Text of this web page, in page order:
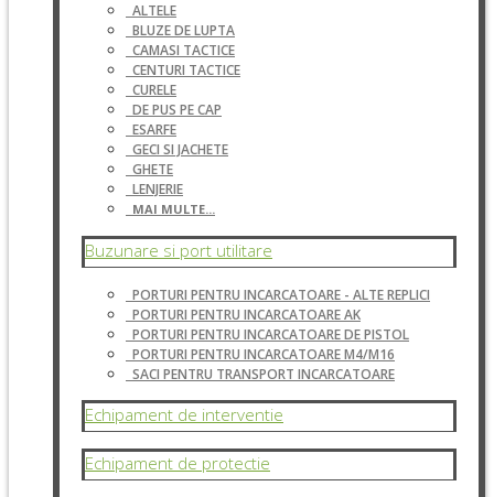
ALTELE
BLUZE DE LUPTA
CAMASI TACTICE
CENTURI TACTICE
CURELE
DE PUS PE CAP
ESARFE
GECI SI JACHETE
GHETE
LENJERIE
MAI MULTE...
Buzunare si port utilitare
PORTURI PENTRU INCARCATOARE - ALTE REPLICI
PORTURI PENTRU INCARCATOARE AK
PORTURI PENTRU INCARCATOARE DE PISTOL
PORTURI PENTRU INCARCATOARE M4/M16
SACI PENTRU TRANSPORT INCARCATOARE
Echipament de interventie
Echipament de protectie